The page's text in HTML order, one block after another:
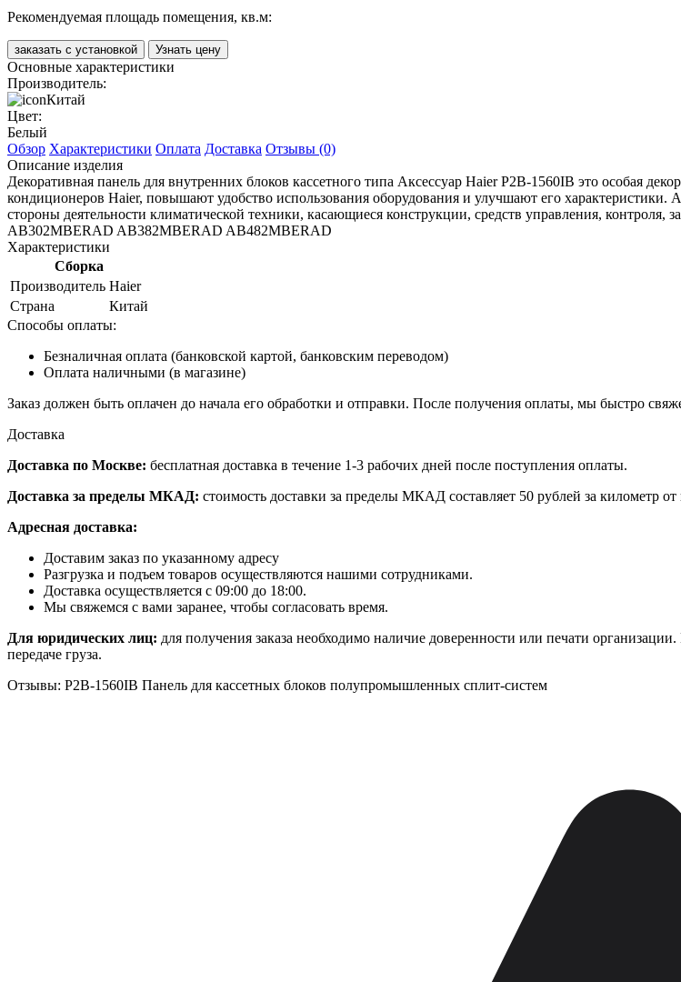
Рекомендуемая площадь помещения, кв.м:
заказать с установкой Узнать цену
Основные характеристики
Производитель:
Китай
Цвет:
Белый
Обзор Характеристики Оплата Доставка Отзывы (0)
Описание изделия
Декоративная панель для внутренних блоков кассетного типа Аксессуар Haier P2B-1560IB это особая
кондиционеров Haier, повышают удобство использования оборудования и улучшают его
стороны деятельности климатической техники, касающиеся конструкции, средств управления,
AB302MBERAD AB382MBERAD AB482MBERAD
Характеристики
Сборка
Производитель Haier
Страна
Китай
Способы оплаты:
Безналичная оплата (банковской картой, банковским переводом)
Оплата наличными (в магазине)
Заказ должен быть оплачен до начала его обработки и отправки. После получения оплаты, мы быстро
Доставка
Доставка по Москве: бесплатная доставка в течение 1-3 рабочих дней после поступления оплаты.
Доставка за пределы МКАД: стоимость доставки за пределы МКАД составляет 50 рублей за километр
Адресная доставка:
Доставим заказ по указанному адресу
Разгрузка и подъем товаров осуществляются нашими сотрудниками.
Доставка осуществляется с 09:00 до 18:00.
Мы свяжемся с вами заранее, чтобы согласовать время.
Для юридических лиц: для получения заказа необходимо наличие доверенности или печати
передаче груза.
Отзывы: P2B-1560IB Панель для кассетных блоков полупромышленных сплит-систем